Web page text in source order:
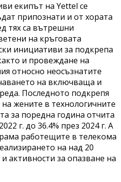
екипът на Yettel се
припознати и от хората
тях са вътрешни
на кръговата
инициативи за подкрепа
и провеждане на
относно неосъзнатите
на включваща и
Последното подкрепя
жените в технологичните
за поредна година отчита
г. до 36.4% през 2024 г. А
работещите в телекома
на над 20
активности за опазване на